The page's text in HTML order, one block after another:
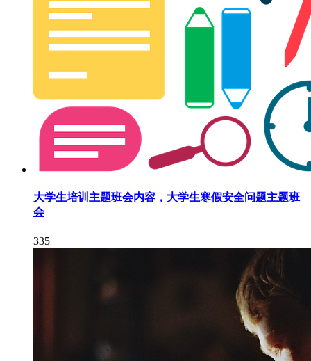
大学生培训主题班会内容，大学生寒假安全问题主题班
会
335